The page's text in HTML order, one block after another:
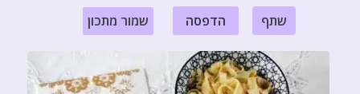
שתף הדפסה שמור מתכון